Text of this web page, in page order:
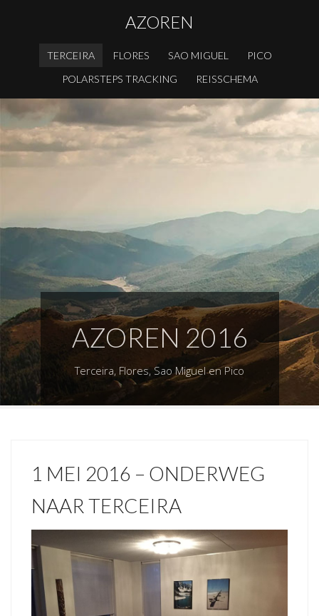
AZOREN
TERCEIRA FLORES SAO MIGUEL
PICO
POLARSTEPS TRACKING
REISSCHEMA
AZOREN 2016
Terceira, Flores, Sao Miguel en Pico
1 MEI 2016 – ONDERWEG
NAAR TERCEIRA